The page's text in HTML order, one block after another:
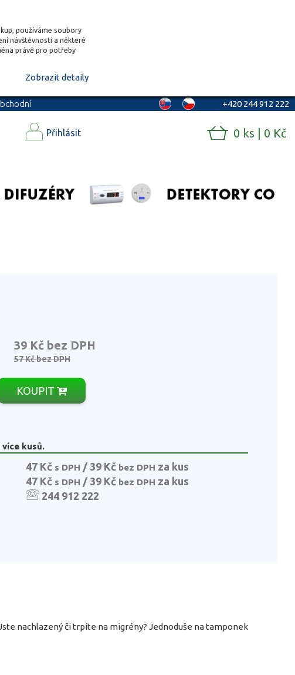
používáme soubory
návštěvnosti a některé
právě pro potřeby
Zobrazit detaily
+420 244 912 222
Přihlásit 0 ks | 0 Kč
39 Kč bez DPH
57 Kčbez DPH
KOUPIT
více kusů.
47 Kčs DPH / 39 Kč bez DPH za kus
47 Kčs DPH / 39 Kč bez DPH za kus
244 912 222
nachlazený či trpíte na migrény? Jednoduše na tamponek